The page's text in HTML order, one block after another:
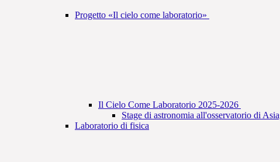
Progetto «Il cielo come laboratorio»
Il Cielo Come Laboratorio 2025-2026
Stage di astronomia all'osservatorio di
Laboratorio di fisica